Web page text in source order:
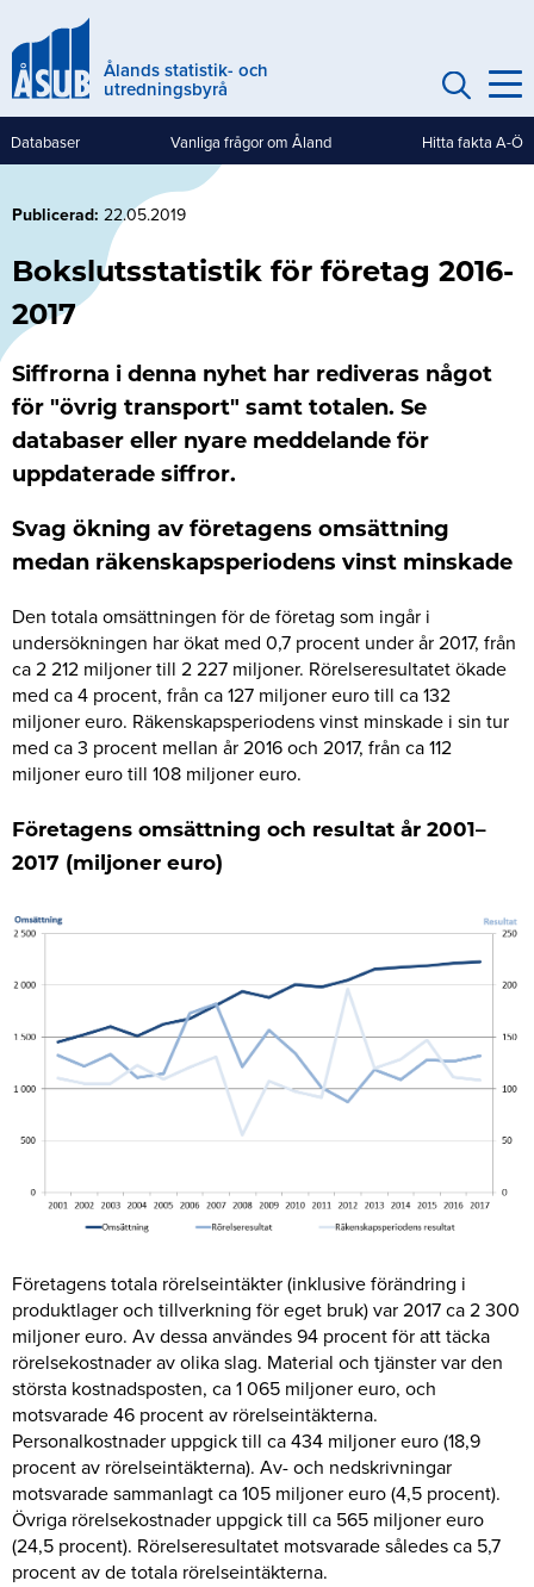
till
huvudinnehållÅlands statistik- och
utredningsbyrå
Genvägar
Databaser Vanliga frågor om Åland Hitta fakta A-Ö
Publicerad 22.05.2019
Bokslutsstatistik för företag 2016-
2017
Siffrorna i denna nyhet har rediveras något
för "övrig transport" samt totalen. Se
databaser eller nyare meddelande för
uppdaterade siffror.
Svag ökning av företagens omsättning
medan räkenskapsperiodens vinst minskade
Den totala omsättningen för de företag som ingår i
undersökningen har ökat med 0,7 procent under år 2017, från
ca 2 212 miljoner till 2 227 miljoner. Rörelseresultatet ökade
med ca 4 procent, från ca 127 miljoner euro till ca 132
miljoner euro. Räkenskapsperiodens vinst minskade i sin tur
med ca 3 procent mellan år 2016 och 2017, från ca 112
miljoner euro till 108 miljoner euro.
Företagens omsättning och resultat år 2001–
2017 (miljoner euro)
Företagens totala rörelseintäkter (inklusive förändring i
produktlager och tillverkning för eget bruk) var 2017 ca 2 300
miljoner euro. Av dessa användes 94 procent för att täcka
rörelsekostnader av olika slag. Material och tjänster var den
största kostnadsposten, ca 1 065 miljoner euro, och
motsvarade 46 procent av rörelseintäkterna.
Personalkostnader uppgick till ca 434 miljoner euro (18,9
procent av rörelseintäkterna). Av- och nedskrivningar
motsvarade sammanlagt ca 105 miljoner euro (4,5 procent).
Övriga rörelsekostnader uppgick till ca 565 miljoner euro
(24,5 procent). Rörelseresultatet motsvarade således ca 5,7
procent av de totala rörelseintäkterna.